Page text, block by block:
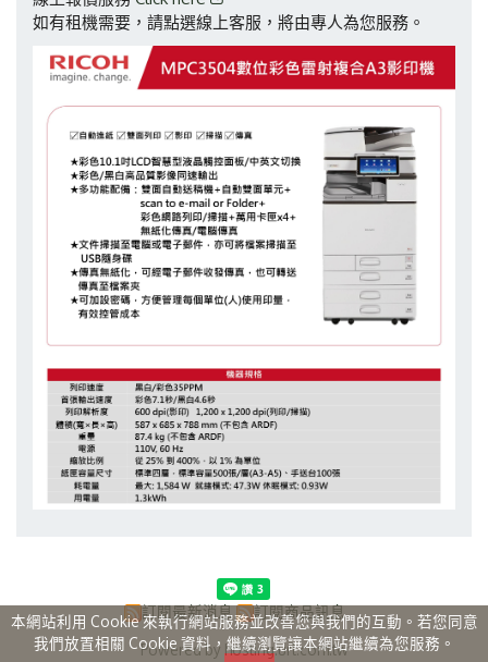
如有租機需要，請點選線上客服，將由專人為您服務。
訂閱最新消息 訂閱商品訊息
Powered by hosting.url.com.tw
本網站利用 Cookie 來執行網站服務並改善您與我們的互動。若您同意
我們放置相關 Cookie 資料，繼續瀏覽讓本網站繼續為您服務。